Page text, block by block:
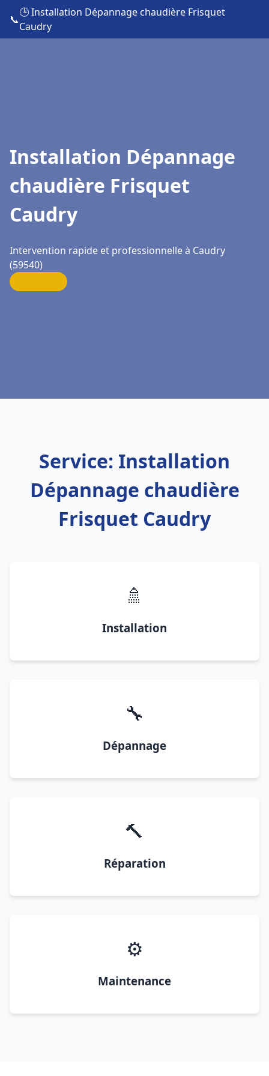
📞
🕒 Installation Dépannage chaudière Frisquet
Caudry
Installation Dépannage
chaudière Frisquet
Caudry
Intervention rapide et professionnelle à Caudry
(59540)
Service: Installation
Dépannage chaudière
Frisquet Caudry
🚿
Installation
🔧
Dépannage
🔨
Réparation
⚙️
Maintenance